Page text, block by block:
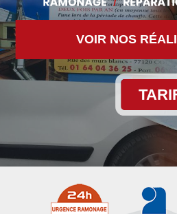
VOIR NOS